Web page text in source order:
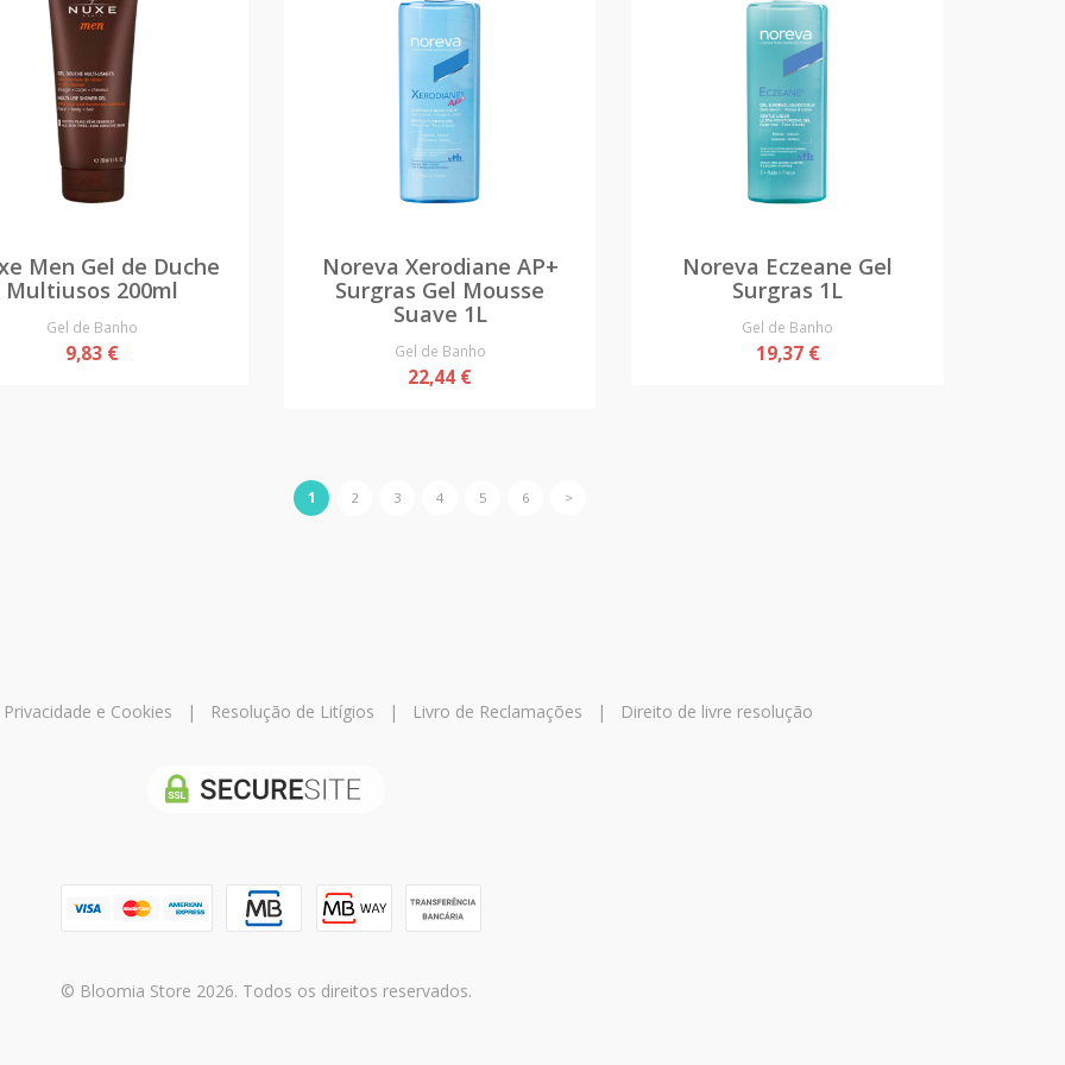
Men Gel de Duche
Multiusos 200ml
Gel de Banho
9,83 €
Noreva Xerodiane AP+
Surgras Gel Mousse
Suave 1L
Gel de Banho
22,44 €
Noreva Eczeane Gel
Surgras 1L
Gel de Banho
19,37 €
1 2 3 4 5 6 >
e Cookies | Resolução de Litígios | Livro de Reclamações | Direito de livre resolução
© Bloomia Store 2026. Todos os direitos reservados.